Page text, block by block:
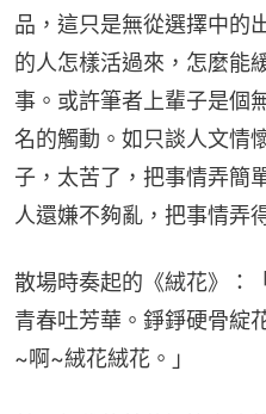
品，這只是無從選擇中的
的人怎樣活過來，怎麼能
事。或許筆者上輩子是個
名的觸動。如只談人文情
子，太苦了，把事情弄簡
人還嫌不夠亂，把事情弄
散場時奏起的《絨花》：
青春吐芳華。錚錚硬骨綻
~啊~絨花絨花。」